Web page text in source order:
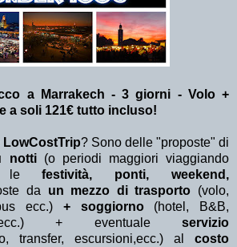
a Marrakech - 3 giorni - Volo +
a soli 121€ tutto incluso!
LowCostTrip? Sono delle "proposte" di
notti (o periodi maggiori viaggiando
lefestività, ponti, weekend,
da un mezzo di trasporto (volo,
ecc.) + soggiorno(hotel, B&B,
ecc.) + eventuale servizio
transfer, escursioni,ecc.) al costo